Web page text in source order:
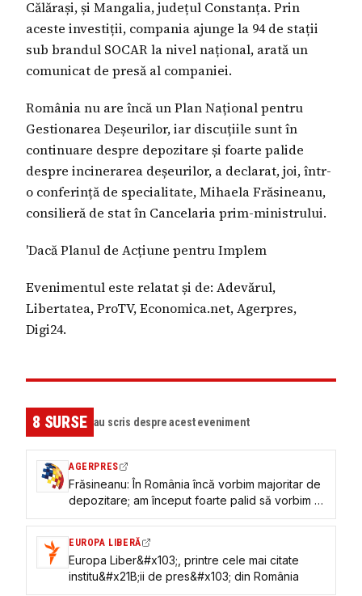
Călărași, și Mangalia, județul Constanța. Prin
aceste investiții, compania ajunge la 94 de stații
sub brandul SOCAR la nivel național, arată un
comunicat de presă al companiei.
România nu are încă un Plan Național pentru
Gestionarea Deșeurilor, iar discuțiile sunt în
continuare despre depozitare și foarte palide
despre incinerarea deșeurilor, a declarat, joi, într-
o conferință de specialitate, Mihaela Frăsineanu,
consilieră de stat în Cancelaria prim-ministrului.
'Dacă Planul de Acțiune pentru Implem
Evenimentul este relatat și de: Adevărul,
Libertatea, ProTV, Economica.net, Agerpres,
Digi24.
8SURSE au scris despre acest eveniment
AGERPRES
Frăsineanu: În România încă vorbim majoritar de
depozitare; am început foarte palid să vorbim și
despre incinerarea deșeurilor
EUROPA LIBERĂ
Europa Liber&#x103;, printre cele mai citate
institu&#x21B;ii de pres&#x103; din România